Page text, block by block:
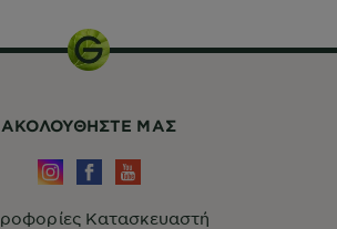
ΑΚΟΛΟΥΘHΣΤΕ ΜΑΣ
Κατασκευαστή